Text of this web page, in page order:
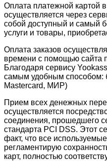
Оплата платежной картой
осуществляется через
собой доступный и самый
услуги и товары,
Оплата заказов
времени с помощью сайта
Благодаря сервису
самым удобным способом:
Mastercard, МИР)
Прием всех денежных
осуществляется
соединения, прошедшего
стандарта PCI DSS. Этот
факт, что все
регламентирую
карт, полностью